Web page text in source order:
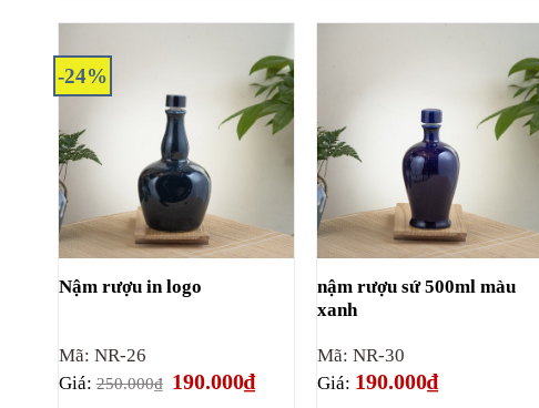
-24%
Nậm rượu in logo
Mã: NR-26
Giá:250.000₫ Giá
gốc
190.000₫Giá
hiện
nậm rượu sứ 500ml màu
xanh
Mã: NR-30
Giá: 190.000₫